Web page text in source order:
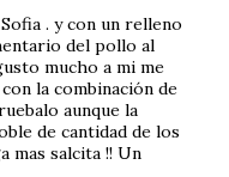
. y con un relleno
del pollo al
mucho a mi me
la combinación de
aunque la
de cantidad de los
mas salcita !! Un